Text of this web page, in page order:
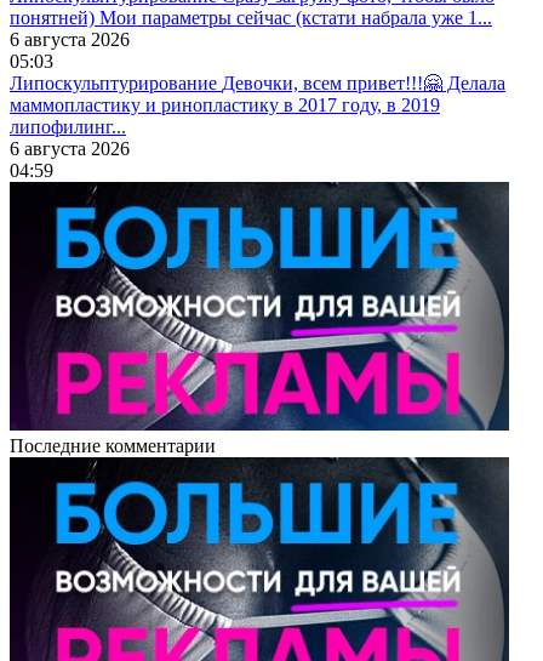
понятней) Мои параметры сейчас (кстати набрала уже 1...
6 августа 2026
05:03
Липоскульптурирование Девочки, всем привет!!!🤗 Делала
маммопластику и ринопластику в 2017 году, в 2019
липофилинг...
6 августа 2026
04:59
Последние комментарии